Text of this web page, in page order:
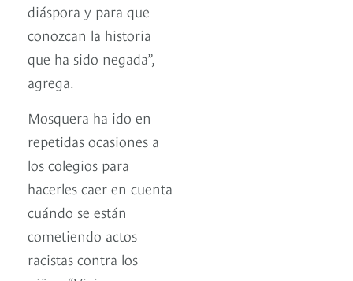
diáspora y para que
conozcan la historia
que ha sido negada”,
agrega.
Mosquera ha ido en
repetidas ocasiones a
los colegios para
hacerles caer en cuenta
cuándo se están
cometiendo actos
racistas contra los